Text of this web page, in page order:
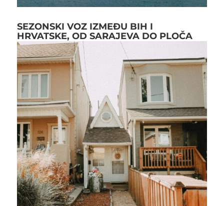
SEZONSKI VOZ IZMEĐU BIH I
HRVATSKE, OD SARAJEVA DO PLOČA